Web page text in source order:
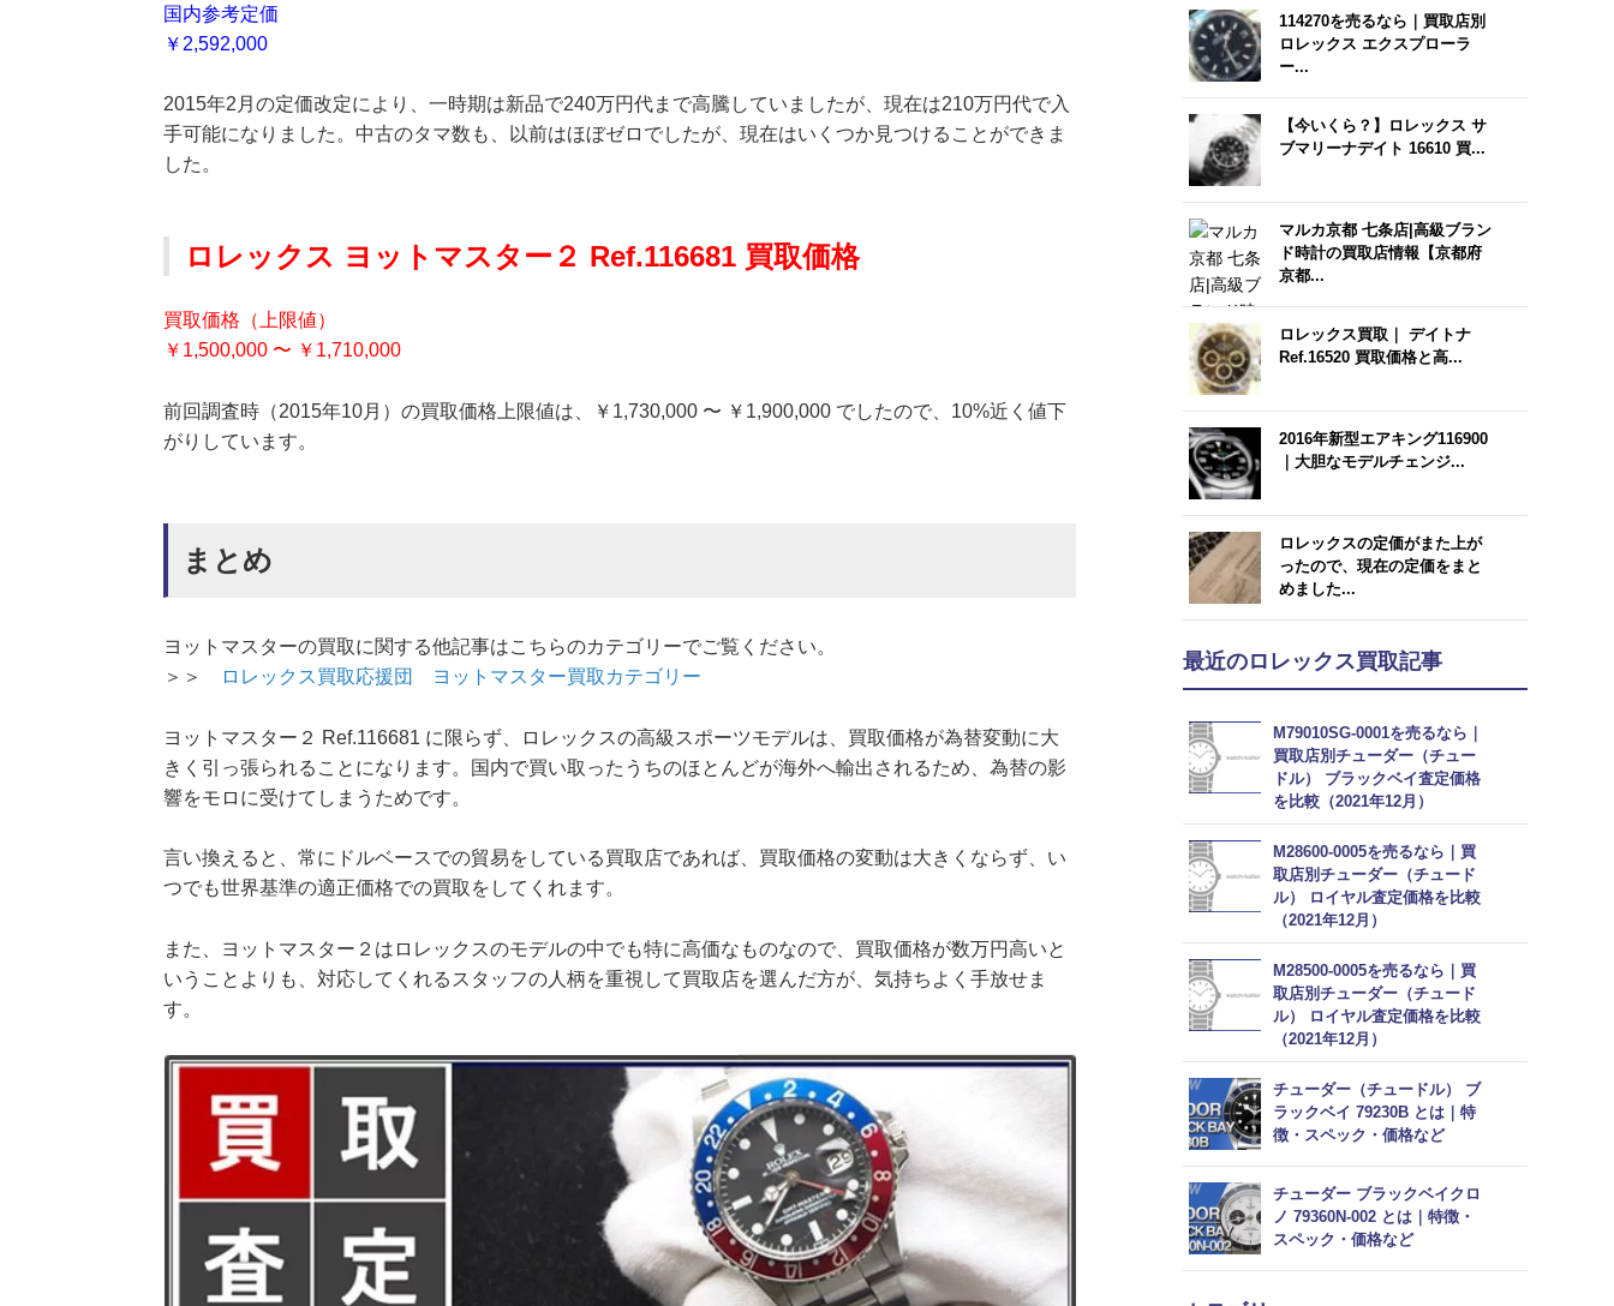
国内参考定価
￥2,592,000
2015年2月の定価改定により、一時期は新品で240万円代まで高騰していましたが、現在は210万円代で入
手可能になりました。中古のタマ数も、以前はほぼゼロでしたが、現在はいくつか見つけることができま
した。
ロレックス ヨットマスター２ Ref.116681 買取価格
買取価格（上限値）
￥1,500,000 〜 ￥1,710,000
前回調査時（2015年10月）の買取価格上限値は、￥1,730,000 〜 ￥1,900,000 でしたので、10%近く値下
がりしています。
まとめ
ヨットマスターの買取に関する他記事はこちらのカテゴリーでご覧ください。
＞＞
ロレックス買取応援団 ヨットマスター買取カテゴリー
ヨットマスター２ Ref.116681 に限らず、ロレックスの高級スポーツモデルは、買取価格が為替変動に大
きく引っ張られることになります。
国内で買い取ったうちのほとんどが海外へ輸出されるため、為替の影
響をモロに受けてしまうためです。
言い換えると、常にドルベースでの貿易をしている買取店であれば、買取価格の変動は大きくならず、い
つでも世界基準の適正価格での買取をしてくれます。
また、ヨットマスター２はロレックスのモデルの中でも特に高価なものなので、買取価格が数万円高いと
いうことよりも、対応してくれるスタッフの人柄を重視して買取店を選んだ方が、気持ちよく手放せま
す。
114270を売るなら｜買取店別
ロレックス エクスプローラ
ー...
【今いくら？】ロレックス サ
ブマリーナデイト 16610 買...
マルカ京都 七条店|高級ブラン
ド時計の買取店情報【京都府
京都...
ロレックス買取｜ デイトナ
Ref.16520 買取価格と高...
2016年新型エアキング116900
｜大胆なモデルチェンジ...
ロレックスの定価がまた上が
ったので、現在の定価をまと
めました...
最近のロレックス買取記事
M79010SG-0001を売るなら｜
買取店別チューダー（チュー
ドル） ブラックベイ査定価格
を比較（2021年12月）
M28600-0005を売るなら｜買
取店別チューダー（チュード
ル） ロイヤル査定価格を比較
（2021年12月）
M28500-0005を売るなら｜買
取店別チューダー（チュード
ル） ロイヤル査定価格を比較
（2021年12月）
チューダー（チュードル） ブ
ラックベイ 79230B とは｜特
徴・スペック・価格など
チューダー ブラックベイクロ
ノ 79360N-002 とは｜特徴・
スペック・価格など